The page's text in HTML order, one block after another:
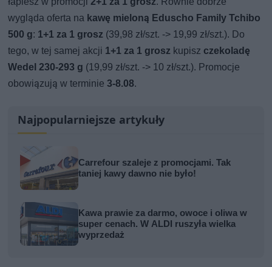
wygląda oferta na kawę mieloną Eduscho Family Tchibo
500 g: 1+1 za 1 grosz (39,98 zł/szt. -> 19,99 zł/szt.). Do
tego, w tej samej akcji 1+1 za 1 grosz kupisz czekoladę
Wedel 230-293 g (19,99 zł/szt. -> 10 zł/szt.). Promocje
obowiązują w terminie3-8.08.
Najpopularniejsze artykuły
Carrefour szaleje z promocjami. Tak
taniej kawy dawno nie było!
Kawa prawie za darmo, owoce i oliwa w
super cenach. W ALDI ruszyła wielka
wyprzedaż